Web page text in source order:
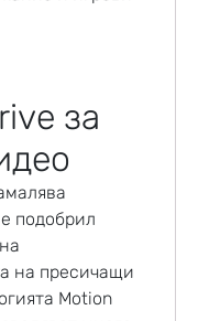
за
подобрил
на пресичащи
Motion